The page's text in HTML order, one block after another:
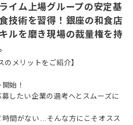
イム上場グループの安定基
技術を習得！銀座の和食店
ルを磨き現場の裁量権を持
のメリットをご紹介】
始！
したい企業の選考へとスムーズに
間がない…そんな方にこそオスス